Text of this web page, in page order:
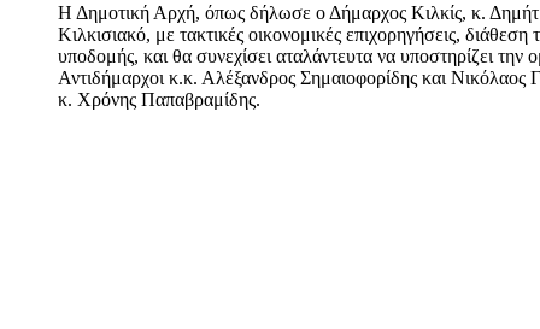
Η Δημοτική Αρχή, όπως δήλωσε ο Δήμαρχος Κιλκίς, κ.
Κιλκισιακό, με τακτικές οικονομικές επιχορηγήσεις,
υποδομής, και θα συνεχίσει αταλάντευτα να υποστηρίζει
Αντιδήμαρχοι κ.κ. Αλέξανδρος Σημαιοφορίδης και Νικόλαος
κ. Χρόνης Παπαβραμίδης.